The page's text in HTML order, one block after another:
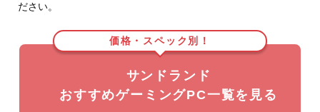
ださい。
価格・スペック別！
サンドランド
おすすめゲーミングPC一覧を見る